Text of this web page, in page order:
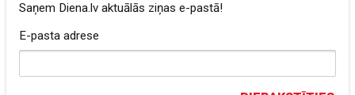
Saņem Diena.lv aktuālās ziņas e-pastā!
E-pasta adrese